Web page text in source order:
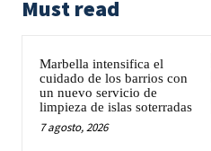
Must read
Marbella intensifica el
cuidado de los barrios con
un nuevo servicio de
limpieza de islas soterradas
7 agosto, 2026